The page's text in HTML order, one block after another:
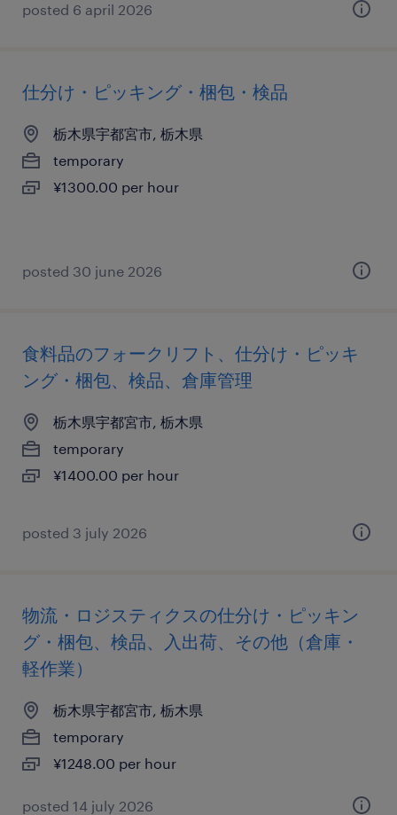
posted 6 april 2026
仕分け・ピッキング・梱包・検品
栃木県宇都宮市, 栃木県
temporary
¥1300.00 per hour
posted 30 june 2026
食料品のフォークリフト、仕分け・ピッキ
ング・梱包、検品、倉庫管理
栃木県宇都宮市, 栃木県
temporary
¥1400.00 per hour
posted 3 july 2026
物流・ロジスティクスの仕分け・ピッキン
グ・梱包、検品、入出荷、その他（倉庫・
軽作業）
栃木県宇都宮市, 栃木県
temporary
¥1248.00 per hour
posted 14 july 2026